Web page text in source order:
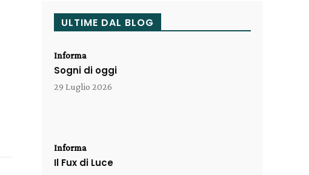
ULTIME DAL BLOG
Informa
Sogni di oggi
29 Luglio 2026
Informa
Il Fux di Luce